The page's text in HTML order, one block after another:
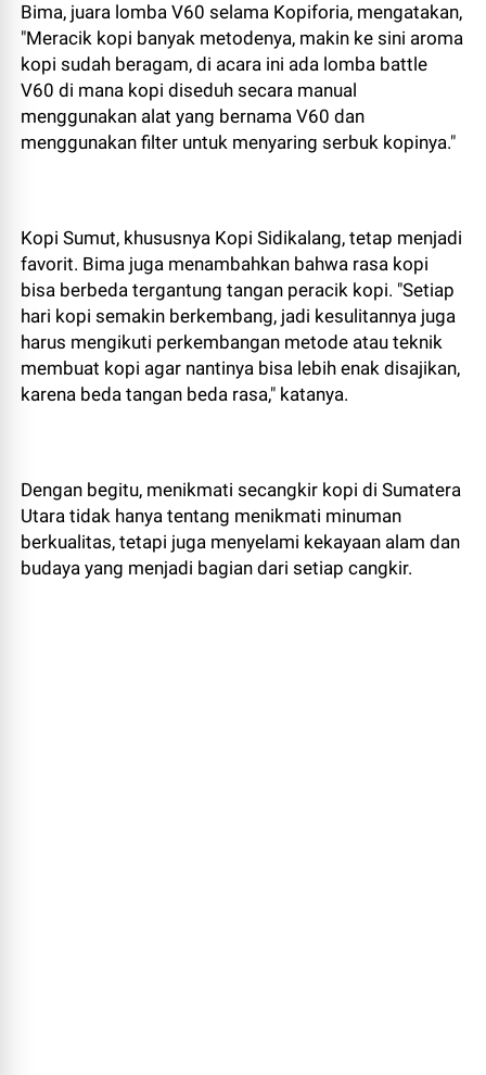
Bima, juara lomba V60 selama Kopiforia, mengatakan,
"Meracik kopi banyak metodenya, makin ke sini aroma
kopi sudah beragam, di acara ini ada lomba battle
V60 di mana kopi diseduh secara manual
menggunakan alat yang bernama V60 dan
menggunakan filter untuk menyaring serbuk kopinya."
Kopi Sumut, khususnya Kopi Sidikalang, tetap menjadi
favorit. Bima juga menambahkan bahwa rasa kopi
bisa berbeda tergantung tangan peracik kopi. "Setiap
hari kopi semakin berkembang, jadi kesulitannya juga
harus mengikuti perkembangan metode atau teknik
membuat kopi agar nantinya bisa lebih enak disajikan,
karena beda tangan beda rasa," katanya.
Dengan begitu, menikmati secangkir kopi di Sumatera
Utara tidak hanya tentang menikmati minuman
berkualitas, tetapi juga menyelami kekayaan alam dan
budaya yang menjadi bagian dari setiap cangkir.